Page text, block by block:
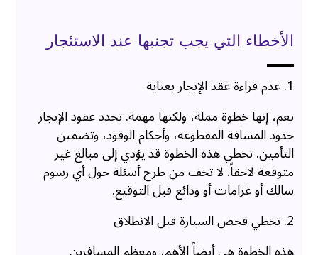
الأخطاء التي يجب تجنبها عند الاستئجار
1. عدم قراءة عقد الإيجار بعناية
نعم، إنها خطوة مملة، ولكنها مهمة. تحدد عقود الإيجار
حدود المسافة المقطوعة، وأحكام الوقود، وتضمين
التأمين. تخطي هذه الخطوة قد يؤدي إلى مبالغ غير
متوقعة لاحقاً. لا تخف من طرح أسئلة حول أي رسوم
سالك أو غرامات أو ودائع قبل التوقيع.
2. تخطي فحص السيارة قبل الانطلاق